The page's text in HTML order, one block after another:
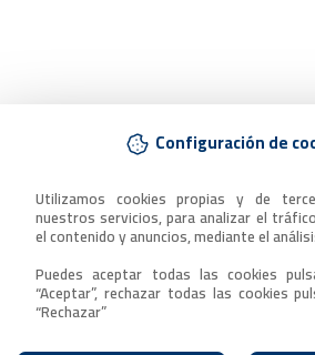
Configuración de
Utilizamos cookies propias y de
nuestros servicios, para analizar el
el contenido y anuncios, mediante el
Puedes aceptar todas las cookies
“Aceptar”, rechazar todas las cookies
“Rechazar”